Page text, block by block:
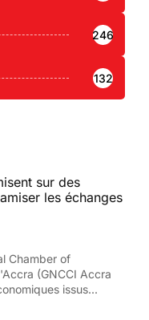
246
132
sur des
les échanges
Chamber of
(GNCCI Accra
issus...